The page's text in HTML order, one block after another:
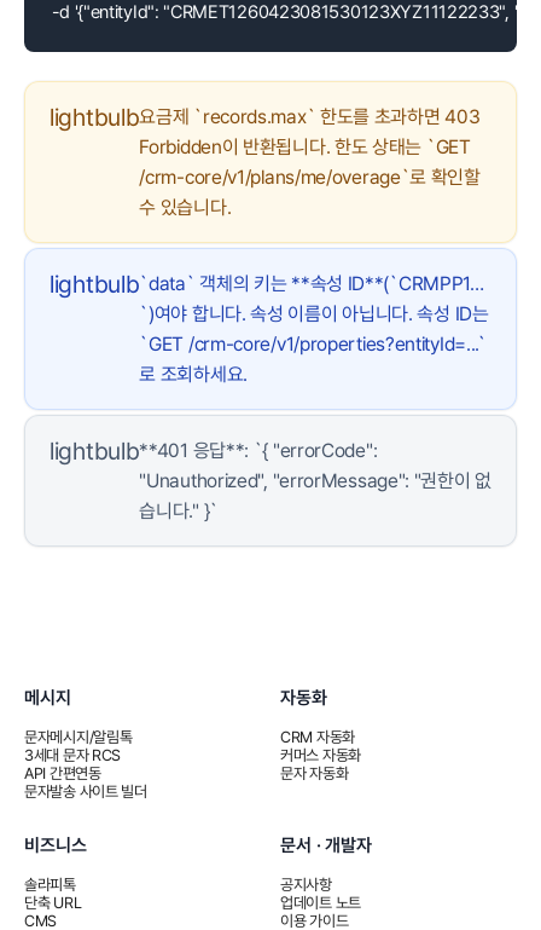
-d '{"entityId": "CRMET1260423081530123XYZ11122233",
lightbulb요금제 `records.max` 한도를 초과하면 403
Forbidden이 반환됩니다. 한도 상태는 `GET
/crm-core/v1/plans/me/overage`로 확인할
수 있습니다.
lightbulb`data` 객체의 키는 **속성 ID**(`CRMPP1…
`)여야 합니다. 속성 이름이 아닙니다. 속성 ID는
`GET /crm-core/v1/properties?entityId=...`
로 조회하세요.
lightbulb**401 응답**: `{ "errorCode":
"Unauthorized", "errorMessage": "권한이 없
습니다." }`
메시지
문자메시지/알림톡
3세대 문자 RCS
API 간편연동
문자발송 사이트 빌더
자동화
CRM 자동화
커머스 자동화
문자 자동화
비즈니스
솔라피톡
단축 URL
CMS
문서 · 개발자
공지사항
업데이트 노트
이용 가이드